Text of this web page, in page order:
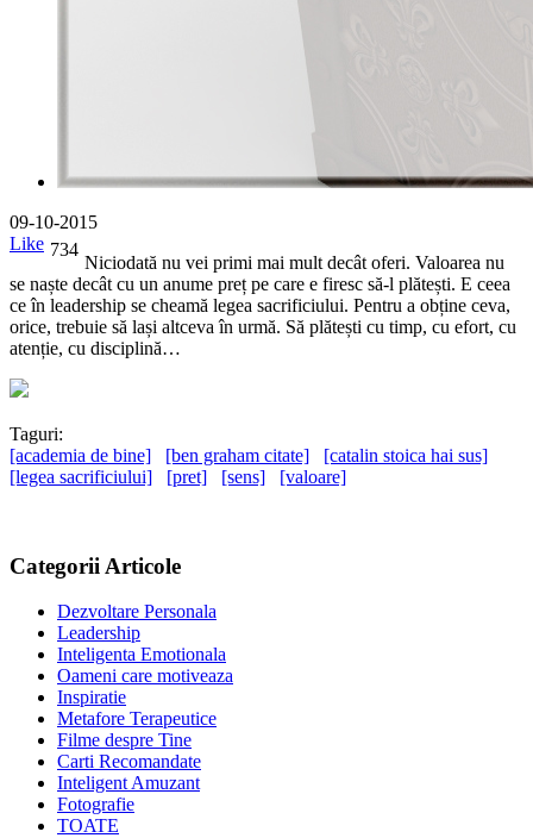
09-10-2015
Like 734
Niciodată nu vei primi mai mult decât oferi. Valoarea nu
se naște decât cu un anume preț pe care e firesc să-l plătești. E ceea
ce în leadership se cheamă legea sacrificiului. Pentru a obține ceva,
orice, trebuie să lași altceva în urmă. Să plătești cu timp, cu efort, cu
atenție, cu disciplină…
Taguri:
[academia de bine]
[ben graham citate]
[catalin stoica hai sus]
[legea sacrificiului]
[pret] [sens] [valoare]
Categorii Articole
Dezvoltare Personala
Leadership
Inteligenta Emotionala
Oameni care motiveaza
Inspiratie
Metafore Terapeutice
Filme despre Tine
Carti Recomandate
Inteligent Amuzant
Fotografie
TOATE